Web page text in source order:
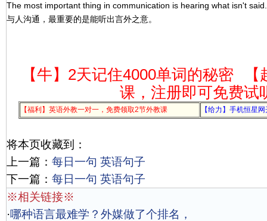
The most important thing in communication is hearing what isn't said.
与人沟通，最重要的是能听出言外之意。
【牛】2天记住4000单词的秘密
课，注册即可免费试
【福利】英语外教一对一，免费领取2节外教课 【给力】手机恒星
将本页收藏到：
上一篇： 每日一句 英语句子
下一篇： 每日一句 英语句子
※相关链接※
·哪种语言最难学？外媒做了个排名，